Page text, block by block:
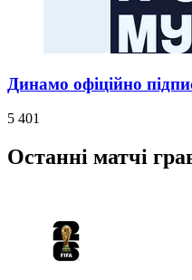
Динамо офіційно
5 401
Останні матчі